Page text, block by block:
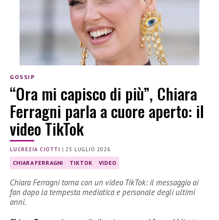
GOSSIP
“Ora mi capisco di più”, Chiara
Ferragni parla a cuore aperto: il
video TikTok
LUCREZIA CIOTTI |23 LUGLIO 2026
CHIARA FERRAGNI TIKTOK VIDEO
Chiara Ferragni torna con un video TikTok: il messaggio ai
fan dopo la tempesta mediatica e personale degli ultimi
anni.